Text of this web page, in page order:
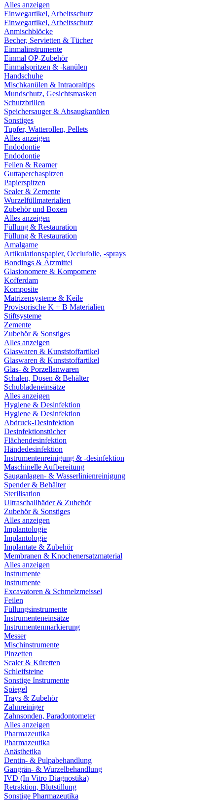
Alles anzeigen
Einwegartikel, Arbeitsschutz
Einwegartikel, Arbeitsschutz
Anmischblöcke
Becher, Servietten & Tücher
Einmalinstrumente
Einmal OP-Zubehör
Einmalspritzen & -kanülen
Handschuhe
Mischkanülen & Intraoraltips
Mundschutz, Gesichtsmasken
Schutzbrillen
Speichersauger & Absaugkanülen
Sonstiges
Tupfer, Watterollen, Pellets
Alles anzeigen
Endodontie
Endodontie
Feilen & Reamer
Guttaperchaspitzen
Papierspitzen
Sealer & Zemente
Wurzelfüllmaterialien
Zubehör und Boxen
Alles anzeigen
Füllung & Restauration
Füllung & Restauration
Amalgame
Artikulationspapier, Occlufolie, -sprays
Bondings & Ätzmittel
Glasionomere & Kompomere
Kofferdam
Komposite
Matrizensysteme & Keile
Provisorische K + B Materialien
Stiftsysteme
Zemente
Zubehör & Sonstiges
Alles anzeigen
Glaswaren & Kunststoffartikel
Glaswaren & Kunststoffartikel
Glas- & Porzellanwaren
Schalen, Dosen & Behälter
Schubladeneinsätze
Alles anzeigen
Hygiene & Desinfektion
Hygiene & Desinfektion
Abdruck-Desinfektion
Desinfektionstücher
Flächendesinfektion
Händedesinfektion
Instrumentenreinigung & -desinfektion
Maschinelle Aufbereitung
Sauganlagen- & Wasserlinienreinigung
Spender & Behälter
Sterilisation
Ultraschallbäder & Zubehör
Zubehör & Sonstiges
Alles anzeigen
Implantologie
Implantologie
Implantate & Zubehör
Membranen & Knochenersatzmaterial
Alles anzeigen
Instrumente
Instrumente
Excavatoren & Schmelzmeissel
Feilen
Füllungsinstrumente
Instrumenteneinsätze
Instrumentenmarkierung
Messer
Mischinstrumente
Pinzetten
Scaler & Küretten
Schleifsteine
Sonstige Instrumente
Spiegel
Trays & Zubehör
Zahnreiniger
Zahnsonden, Paradontometer
Alles anzeigen
Pharmazeutika
Pharmazeutika
Anästhetika
Dentin- & Pulpabehandlung
Gangrän- & Wurzelbehandlung
IVD (In Vitro Diagnostika)
Retraktion, Blutstillung
Sonstige Pharmazeutika